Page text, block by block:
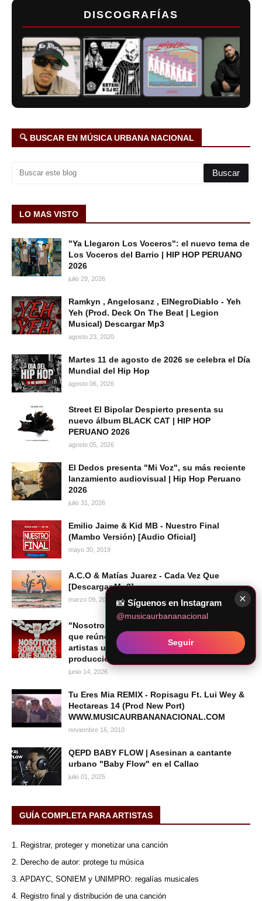
DISCOGRAFÍAS
🔍 BUSCAR EN MÚSICA URBANA NACIONAL
LO MAS VISTO
"Ya Llegaron Los Voceros": el nuevo tema de
Los Voceros del Barrio | HIP HOP PERUANO
2026
julio 29, 2026
Ramkyn , Angelosanz , ElNegroDiablo - Yeh
Yeh (Prod. Deck On The Beat | Legion
Musical) Descargar Mp3
agosto 23, 2020
Martes 11 de agosto de 2026 se celebra el Día
Mundial del Hip Hop
agosto 06, 2026
Street El Bipolar Despierto presenta su
nuevo álbum BLACK CAT | HIP HOP
PERUANO 2026
agosto 05, 2026
El Dedos presenta "Mi Voz", su más reciente
lanzamiento audiovisual | Hip Hop Peruano
2026
julio 31, 2026
Emilio Jaime & Kid MB - Nuestro Final
(Mambo Versión) [Audio Oficial]
mayo 30, 2019
A.C.O & Matías Juarez - Cada Vez Que
[Descargar Mp3]
marzo 09, 2022
"Nosotros Somos los Que Somos": el álbum
que reúne a una nueva generación de
artistas urbanos peruanos bajo la
producción de Caipo Records
junio 14, 2026
Tu Eres Mia REMIX - Ropisagu Ft. Lui Wey &
Hectareas 14 (Prod New Port)
WWW.MUSICAURBANANACIONAL.COM
noviembre 16, 2010
QEPD BABY FLOW | Asesinan a cantante
urbano "Baby Flow" en el Callao
julio 01, 2025
GUÍA COMPLETA PARA ARTISTAS
1. Registrar, proteger y monetizar una canción
2. Derecho de autor: protege tu música
3. APDAYC, SONIEM y UNIMPRO: regalías musicales
4. Registro final y distribución de una canción
×
📸 Síguenos en Instagram
@musicaurbananacional
Seguir